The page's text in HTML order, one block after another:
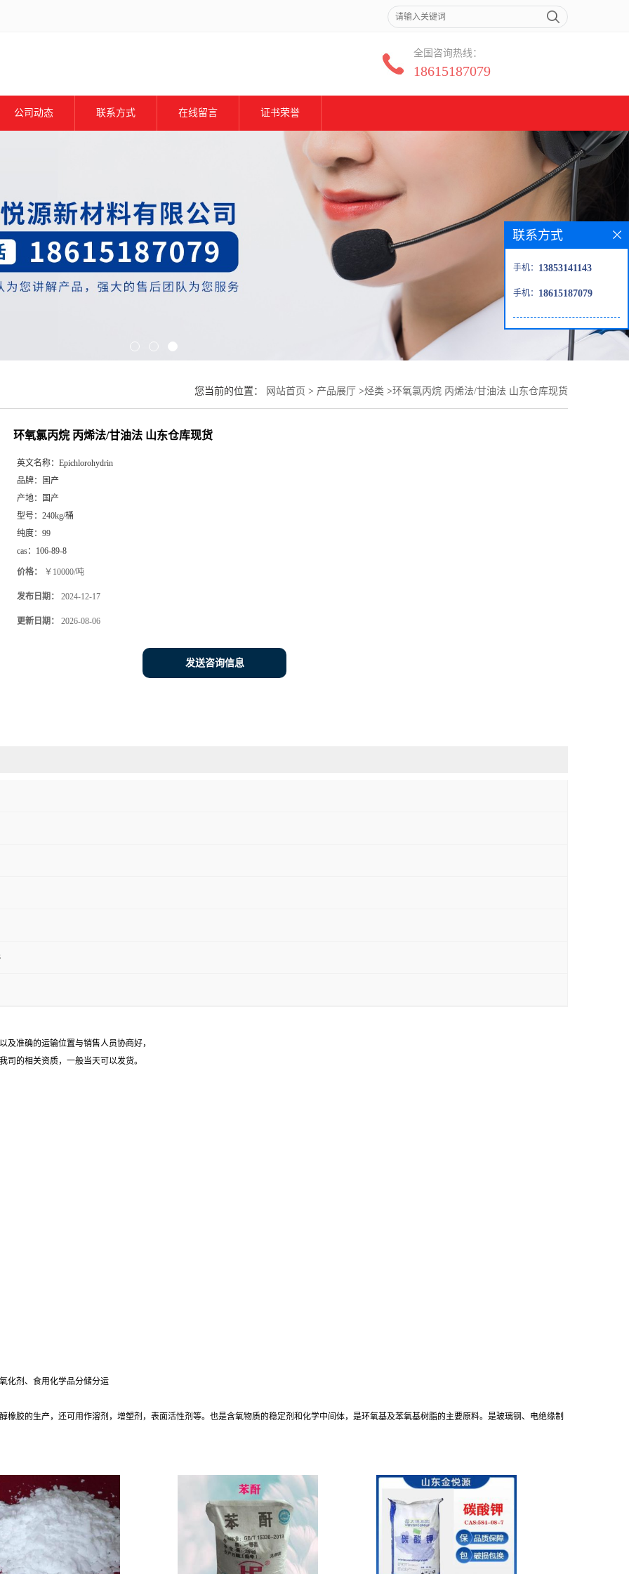
全国咨询热线：
18615187079
公司动态 联系方式 在线留言 证书荣誉
您当前的位置： 网站首页 > 产品展厅 >烃类 >环氧氯丙烷 丙烯法/甘油法 山东仓库现货
环氧氯丙烷 丙烯法/甘油法 山东仓库现货
英文名称： Epichlorohydrin
品牌：
国产
产地：
国产
型号： 240kg/桶
纯度： 99
cas： 106-89-8
价格： ￥10000/吨
发布日期： 2024-12-17
更新日期： 2026-08-06
发送咨询信息
准确的运输位置与销售人员协商好，
的相关资质，一般当天可以发货。
化剂、食用化学品分储分运
胶的生产，还可用作溶剂，增塑剂，表面活性剂等。也是含氧物质的稳定剂和化学中间体，是环氧基及苯氧基树脂的主要原料。是玻璃钢、电绝缘制
联系方式
手机： 13853141143
手机： 18615187079